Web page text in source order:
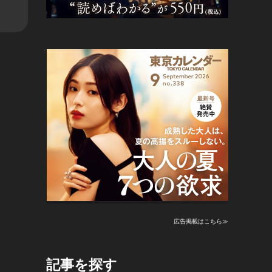
広告掲載はこちら≫
記事を探す